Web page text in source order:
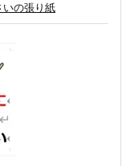
いの張り紙